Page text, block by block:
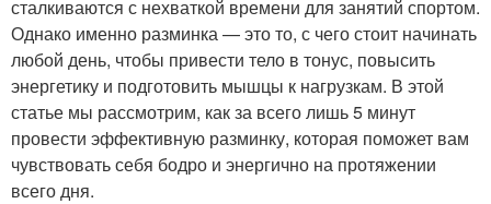
сталкиваются с нехваткой времени для занятий спортом.
Однако именно разминка — это то, с чего стоит начинать
любой день, чтобы привести тело в тонус, повысить
энергетику и подготовить мышцы к нагрузкам. В этой
статье мы рассмотрим, как за всего лишь 5 минут
провести эффективную разминку, которая поможет вам
чувствовать себя бодро и энергично на протяжении
всего дня.